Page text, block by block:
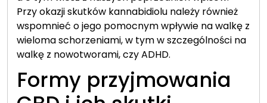
Przy okazji skutków kannabidiolu należy również
wspomnieć o jego pomocnym wpływie na walkę z
wieloma schorzeniami, w tym w szczególności na
walkę z nowotworami, czy ADHD.
Formy przyjmowania